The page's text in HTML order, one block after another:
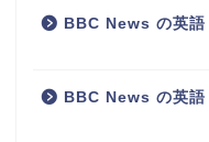
BBC News の英
BBC News の英